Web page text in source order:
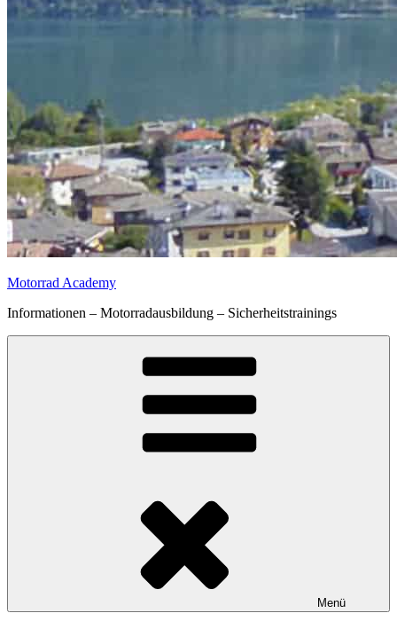
Motorrad Academy
Informationen – Motorradausbildung – Sicherheitstrainings
Menü